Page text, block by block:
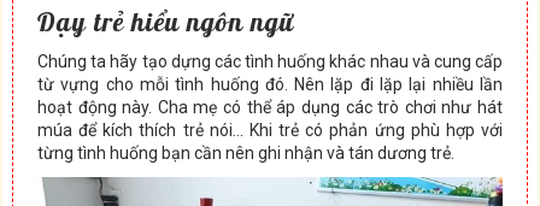
Dạy trẻ hiểu ngôn ngữ
Chúng ta hãy tạo dựng các tình huống khác nhau và cung cấp
từ vựng cho mỗi tình huống đó. Nên lặp đi lặp lại nhiều lần
hoạt động này. Cha mẹ có thể áp dụng các trò chơi như hát
múa để kích thích trẻ nói… Khi trẻ có phản ứng phù hợp với
từng tình huống bạn cần nên ghi nhận và tán dương trẻ.